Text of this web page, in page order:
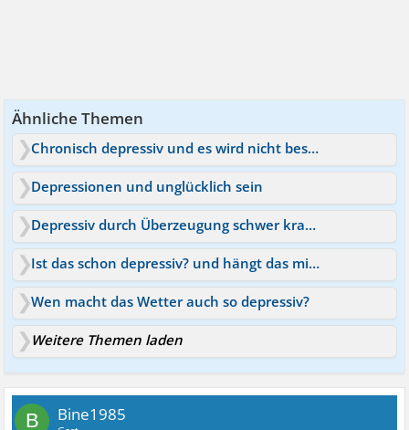
Ähnliche Themen
Chronisch depressiv und es wird nicht besser / Dysthymie
Depressionen und unglücklich sein
Depressiv durch Überzeugung schwer krank zu sein.
Ist das schon depressiv? und hängt das mit den Pas zusammen?
Wen macht das Wetter auch so depressiv?
Weitere Themen laden
B Bine1985